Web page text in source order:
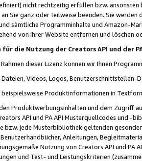
nicht rechtzeitig erfüllen bzw. ansonsten
Sie ganz oder teilweise beenden. Sie werden
sämtliche Programminhalte und Amazon-
von Ihrer Website entfernen und löschen
für die Nutzung der Creators API und der
Rahmen dieser Lizenz können wir Ihnen
Videos, Logos, Benutzerschnittstellen-
beispielsweise Produktinformationen in
Produktwerbungsinhalten und dem Zugriff
API und PA API Musterquellcodes und
bzw. jede Musterbibliothek geltenden
Anleitungen,
Nutzung von Creators API und PA
und Test- und Leistungskriterien